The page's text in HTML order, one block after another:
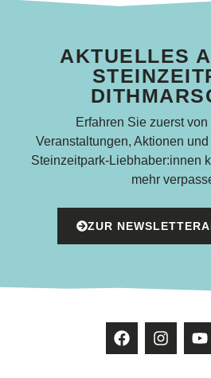
AKTUELLES
Erfahren Sie zuerst
Veranstaltungen, Aktionen
Steinzeitpark-Liebhaber:innen
mehr
ZUR